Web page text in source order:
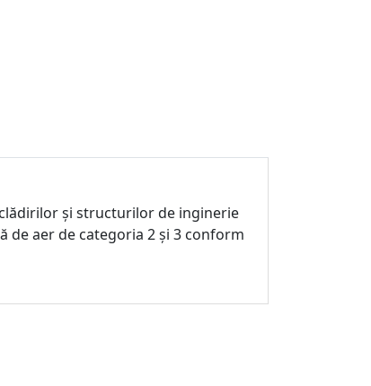
și structurilor de inginerie
de aer de categoria 2 și 3 conform